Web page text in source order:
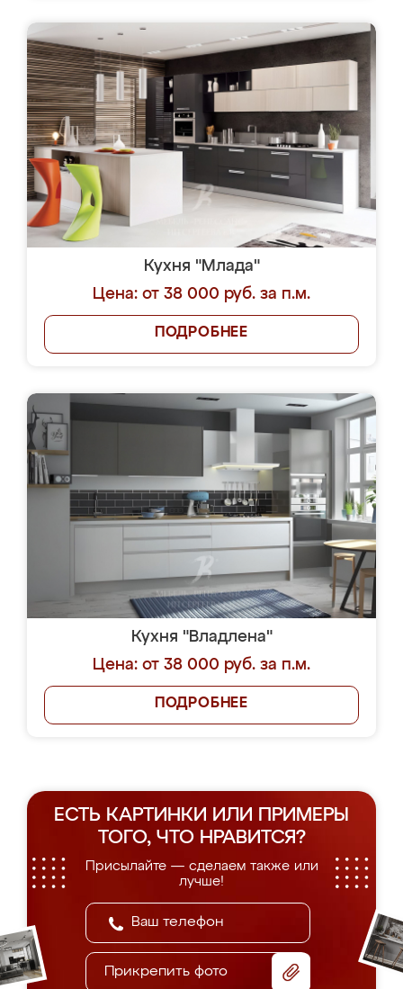
Кухня "Млада"
Цена: от 38 000 руб. за п.м.
ПОДРОБНЕЕ
Кухня "Владлена"
Цена: от 38 000 руб. за п.м.
ПОДРОБНЕЕ
ЕСТЬ КАРТИНКИ ИЛИ ПРИМЕРЫ
ТОГО, ЧТО НРАВИТСЯ?
Присылайте — сделаем также или
лучше!
Прикрепить фото